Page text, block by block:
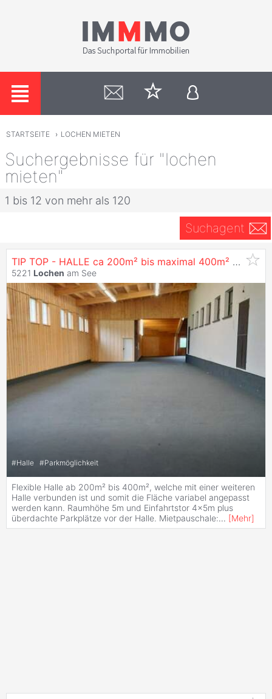
STARTSEITE › LOCHEN MIETEN
Suchergebnisse für "lochen
mieten"
1 bis 12 von mehr als 120
Suchagent
TIP TOP - HALLE ca 200m² bis maximal 400m² zur
5221 Lochen am See
#Halle #Parkmöglichkeit
Flexible Halle ab 200m² bis 400m², welche mit einer weiteren
Halle verbunden ist und somit die Fläche variabel angepasst
werden kann. Raumhöhe 5m und Einfahrtstor 4x5m plus
überdachte Parkplätze vor der Halle. Mietpauschale:... [Mehr]